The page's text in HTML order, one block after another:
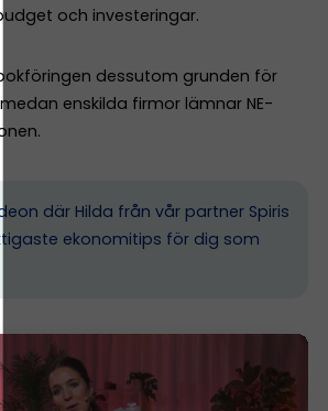
och investeringar.
dessutom grunden för
enskilda firmor lämnar NE-
där Hilda från vår partner Spiris
ekonomitips för dig som